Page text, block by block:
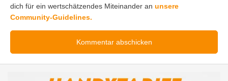
dich für ein wertschätzendes Miteinander an unsere
Community-Guidelines.